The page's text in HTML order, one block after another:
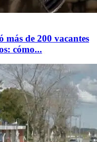
de 200 vacantes
cómo...